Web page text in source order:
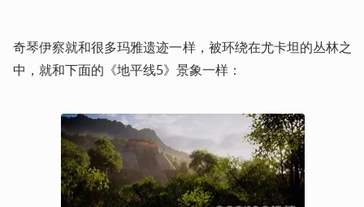
奇琴伊察就和很多玛雅遗迹一样，被环绕在尤卡坦的丛林之
中，就和下面的《地平线5》景象一样：